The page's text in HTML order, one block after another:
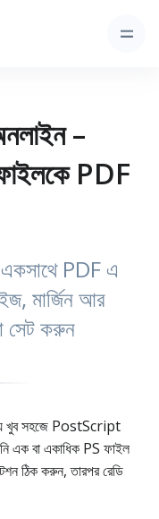
–
PDF
PDF এ
মার্জিন আর
সেট করুন
খুব সহজে PostScript
এক বা একাধিক PS ফাইল
ঠিক করুন, তারপর রেডি